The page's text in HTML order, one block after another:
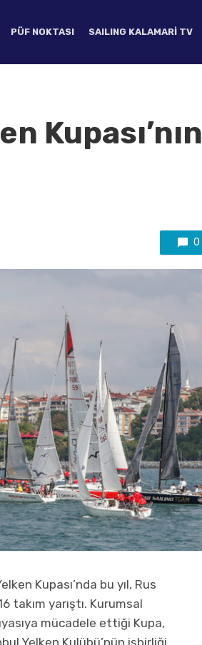
PÜF NOKTASI SAILING KALAMARI TV
Kupası’nın
0
Kupası’nda bu yıl, Rus
takım yarıştı. Kurumsal
mücadele ettiği Kupa,
Yelken Kulübü’nün işbirliği